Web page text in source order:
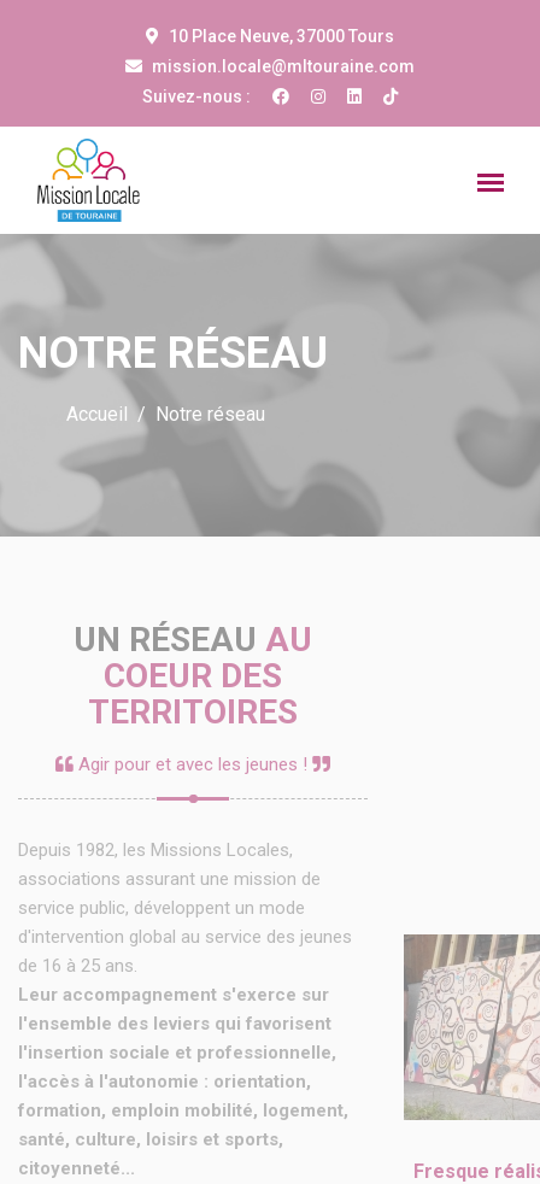
10 Place Neuve, 37000 Tours
mission.locale@mltouraine.com
Suivez-nous :
NOTRE RÉSEAU
Accueil Notre réseau
UN RÉSEAU AU
COEUR DES
TERRITOIRES
Agir pour et avec les jeunes !
Depuis 1982, les Missions Locales,
associations assurant une mission de
service public, développent un mode
d'intervention global au service des jeunes
de 16 à 25 ans.
Leur accompagnement s'exerce sur
l'ensemble des leviers qui favorisent
l'insertion sociale et professionnelle,
l'accès à l'autonomie : orientation,
formation, emploin mobilité, logement,
santé, culture, loisirs et sports,
citoyenneté...
Fresque